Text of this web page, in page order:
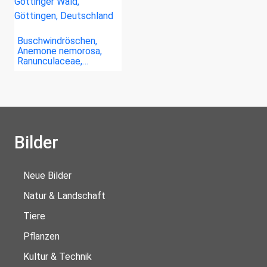
Buschwindröschen,
Anemone nemorosa,
Ranunculaceae,…
Bilder
Neue Bilder
Natur & Landschaft
Tiere
Pflanzen
Kultur & Technik